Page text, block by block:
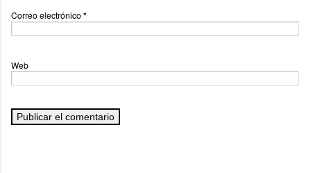
Correo electrónico *
Web